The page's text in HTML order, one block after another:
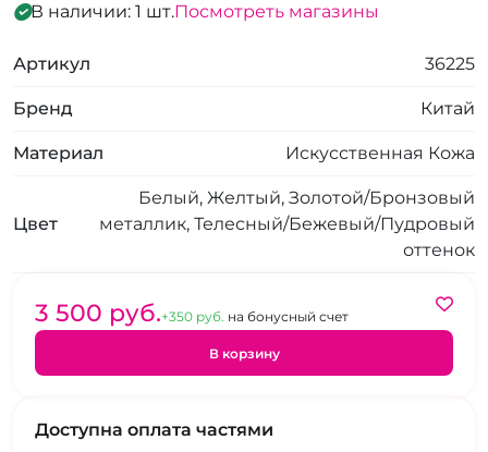
В наличии: 1 шт.Посмотреть магазины
Артикул 36225
Бренд Китай
Материал Искусственная Кожа
Цвет
Белый, Желтый, Золотой/Бронзовый
металлик, Телесный/Бежевый/Пудровый
оттенок
3 500 pуб.+350 pуб. на бонусный счет
В корзину
Доступна оплата частями